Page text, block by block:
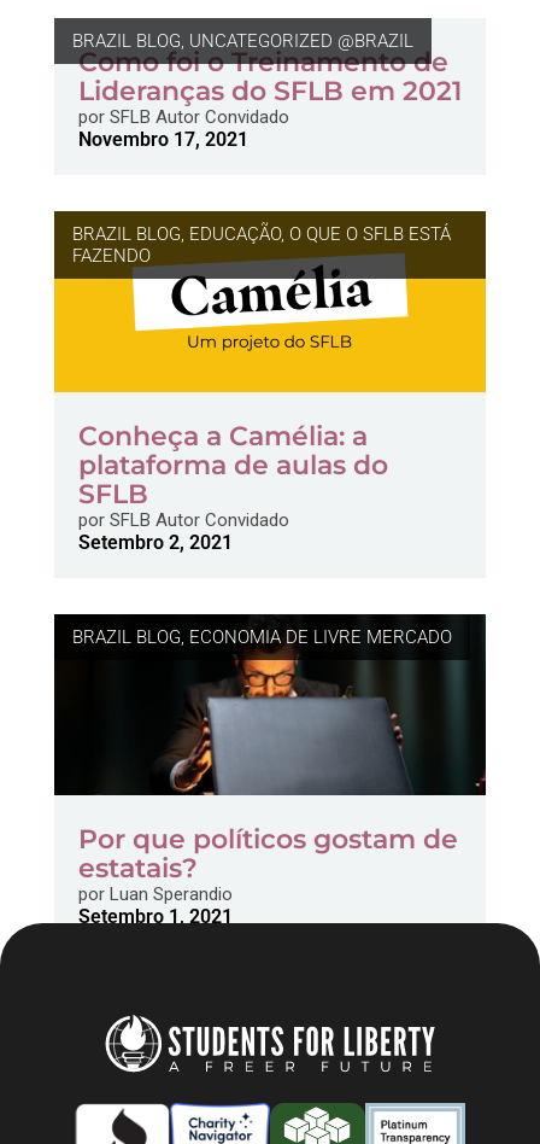
BRAZIL BLOG, UNCATEGORIZED @BRAZIL
Como foi o Treinamento de
Lideranças do SFLB em 2021
porSFLB Autor Convidado
Novembro 17, 2021
BRAZIL BLOG, EDUCAÇÃO, O QUE O SFLB ESTÁ
FAZENDO
Conheça a Camélia: a
plataforma de aulas do
SFLB
porSFLB Autor Convidado
Setembro 2, 2021
BRAZIL BLOG, ECONOMIA DE LIVRE MERCADO
Por que políticos gostam de
estatais?
porLuan Sperandio
Setembro 1, 2021